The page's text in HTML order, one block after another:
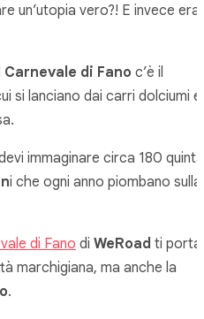
un’utopia vero?! E invece era
Carnevale di Fano c’è il
si lanciano dai carri dolciumi e
immaginare circa 180
i che ogni anno piombano sulla
di Fano di WeRoad ti porta
marchigiana, ma anche la
.